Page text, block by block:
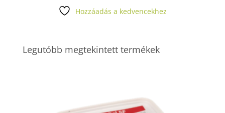
Hozzáadás a kedvencekhez
Legutóbb megtekintett termékek